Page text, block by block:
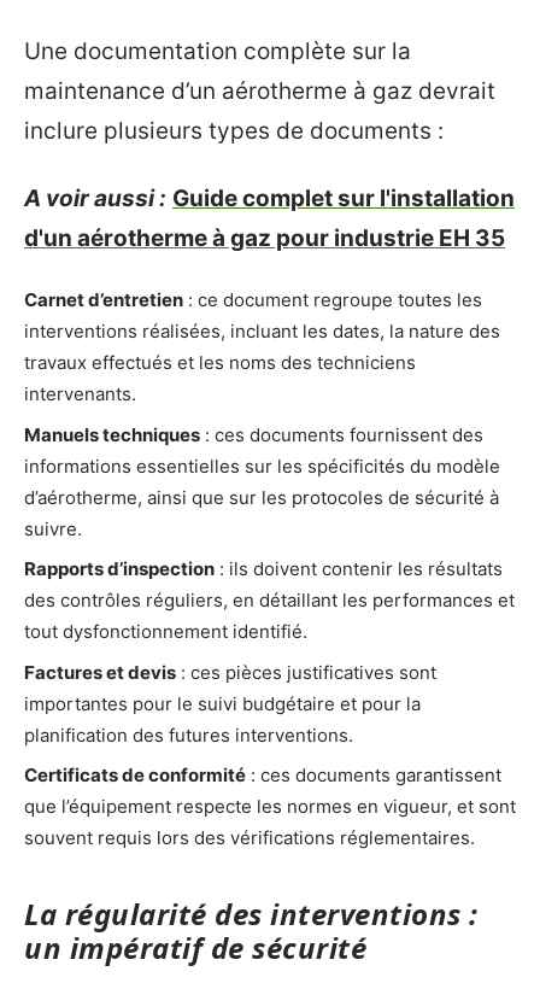
Une documentation complète sur la
maintenance d’un aérotherme à gaz devrait
inclure plusieurs types de documents :
A voir aussi : Guide complet sur l'installation
d'un aérotherme à gaz pour industrie EH 35
Carnet d’entretien : ce document regroupe toutes les
interventions réalisées, incluant les dates, la nature des
travaux effectués et les noms des techniciens
intervenants.
Manuels techniques : ces documents fournissent des
informations essentielles sur les spécificités du modèle
d’aérotherme, ainsi que sur les protocoles de sécurité à
suivre.
Rapports d’inspection : ils doivent contenir les résultats
des contrôles réguliers, en détaillant les performances et
tout dysfonctionnement identifié.
Factures et devis : ces pièces justificatives sont
importantes pour le suivi budgétaire et pour la
planification des futures interventions.
Certificats de conformité : ces documents garantissent
que l’équipement respecte les normes en vigueur, et sont
souvent requis lors des vérifications réglementaires.
La régularité des interventions :
un impératif de sécurité